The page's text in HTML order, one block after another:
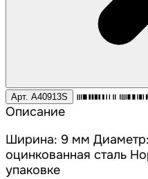
Арт. A40913S
Описание
Ширина: 9 мм
оцинкованная сталь
упаковке